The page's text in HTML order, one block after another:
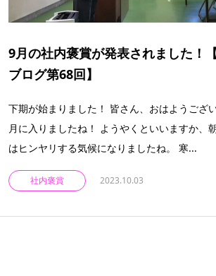
9月の社内褒賞が発表されました！
ブログ第68回】
下期が始まりました！ 皆さん、おはようござ
月に入りましたね！ ようやくといいますか、
はヒンヤリする気候になりましたね。 寒...
社内褒賞 2023.10.03